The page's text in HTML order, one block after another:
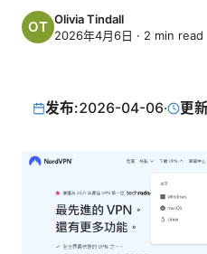
Olivia Tindall
2026年4月6日 · 2 min read
发布:2026-04-06· 更